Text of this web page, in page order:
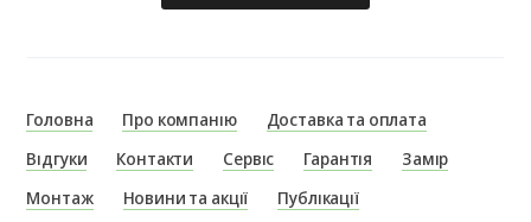
Головна Про компанію
Доставка та оплата
Відгуки
Контакти Сервіс Гарантія
Замір
Монтаж
Новини та акції
Публікації